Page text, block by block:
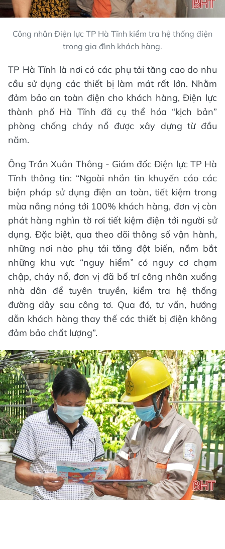
Công nhân Điện lực TP Hà Tĩnh kiểm tra hệ thống điện
trong gia đình khách hàng.
TP Hà Tĩnh là nơi có các phụ tải tăng cao do nhu
cầu sử dụng các thiết bị làm mát rất lớn. Nhằm
đảm bảo an toàn điện cho khách hàng, Điện lực
thành phố Hà Tĩnh đã cụ thể hóa “kịch bản”
phòng chống cháy nổ được xây dựng từ đầu
năm.
Ông Trần Xuân Thông - Giám đốc Điện lực TP Hà
Tĩnh thông tin: “Ngoài nhắn tin khuyến cáo các
biện pháp sử dụng điện an toàn, tiết kiệm trong
mùa nắng nóng tới 100% khách hàng, đơn vị còn
phát hàng nghìn tờ rơi tiết kiệm điện tới người sử
dụng. Đặc biệt, qua theo dõi thông số vận hành,
những nơi nào phụ tải tăng đột biến, nắm bắt
những khu vực “nguy hiểm” có nguy cơ chạm
chập, cháy nổ, đơn vị đã bố trí công nhân xuống
nhà dân để tuyên truyền, kiểm tra hệ thống
đường dây sau công tơ. Qua đó, tư vấn, hướng
dẫn khách hàng thay thế các thiết bị điện không
đảm bảo chất lượng”.